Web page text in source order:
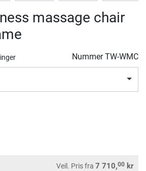
massage chair
NummerTW-WMC
Veil. Prisfra 7 710,00 kr